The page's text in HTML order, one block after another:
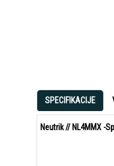
SPECIFIKACIJE
Neutrik // NL4MMX -